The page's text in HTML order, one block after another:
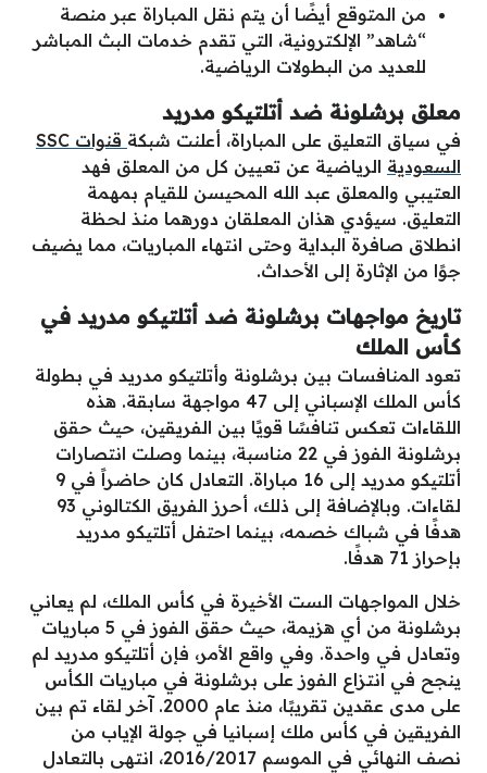
من المتوقع أيضًا أن يتم نقل المباراة عبر منصة
“شاهد” الإلكترونية، التي تقدم خدمات البث المباشر
للعديد من البطولات الرياضية.
معلق برشلونة ضد أتلتيكو مدريد
في سياق التعليق على المباراة، أعلنت شبكة
قنوات SSC
السعودية الرياضية عن تعيين كل من المعلق فهد
العتيبي والمعلق عبد الله المحيسن للقيام بمهمة
التعليق. سيؤدي هذان المعلقان دورهما منذ لحظة
انطلاق صافرة البداية وحتى انتهاء المباريات، مما يضيف
جوًا من الإثارة إلى الأحداث.
تاريخ مواجهات برشلونة ضد أتلتيكو مدريد في
كأس الملك
تعود المنافسات بين برشلونة وأتلتيكو مدريد في بطولة
كأس الملك الإسباني إلى 47 مواجهة سابقة. هذه
اللقاءات تعكس تنافسًا قويًا بين الفريقين، حيث حقق
برشلونة الفوز في 22 مناسبة، بينما وصلت انتصارات
أتلتيكو مدريد إلى 16 مباراة. التعادل كان حاضراً في 9
لقاءات. وبالإضافة إلى ذلك، أحرز الفريق الكتالوني 93
هدفًا في شباك خصمه، بينما احتفل أتلتيكو مدريد
بإحراز 71 هدفًا.
خلال المواجهات الست الأخيرة في كأس الملك، لم يعاني
برشلونة من أي هزيمة، حيث حقق الفوز في 5 مباريات
وتعادل في واحدة. وفي واقع الأمر، فإن أتلتيكو مدريد لم
ينجح في انتزاع الفوز على برشلونة في مباريات الكأس
على مدى عقدين تقريبًا، منذ عام 2000. آخر لقاء تم بين
الفريقين في كأس ملك إسبانيا في جولة الإياب من
نصف النهائي في الموسم 2016/2017، انتهى بالتعادل